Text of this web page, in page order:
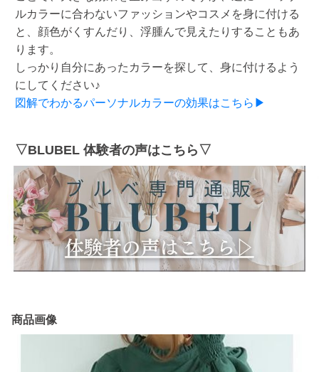
ルカラーに合わないファッションやコスメを身に付ける
と、顔色がくすんだり、浮腫んで見えたりすることもあ
ります。
しっかり自分にあったカラーを探して、身に付けるよう
にしてください♪
図解でわかるパーソナルカラーの効果はこちら▶
▽BLUBEL 体験者の声はこちら▽
商品画像